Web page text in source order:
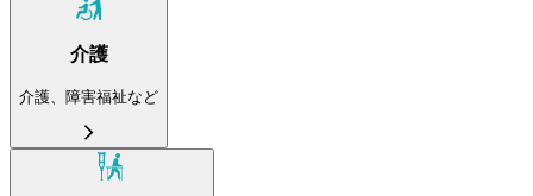
介護
介護、障害福祉など